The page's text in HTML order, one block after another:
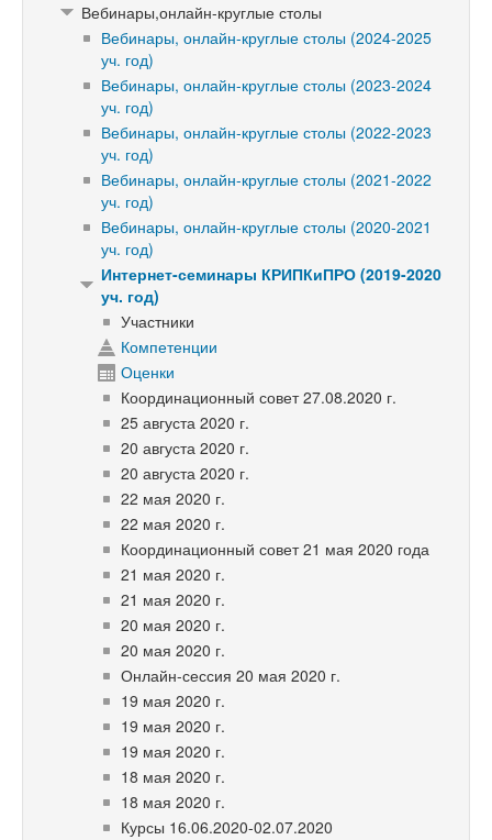
Вебинары,онлайн-круглые столы
Вебинары, онлайн-круглые столы (2024-2025
уч. год)
Вебинары, онлайн-круглые столы (2023-2024
уч. год)
Вебинары, онлайн-круглые столы (2022-2023
уч. год)
Вебинары, онлайн-круглые столы (2021-2022
уч. год)
Вебинары, онлайн-круглые столы (2020-2021
уч. год)
Интернет-семинары КРИПКиПРО (2019-2020
уч. год)
Участники
Компетенции
Оценки
Координационный совет 27.08.2020 г.
25 августа 2020 г.
20 августа 2020 г.
20 августа 2020 г.
22 мая 2020 г.
22 мая 2020 г.
Координационный совет 21 мая 2020 года
21 мая 2020 г.
21 мая 2020 г.
20 мая 2020 г.
20 мая 2020 г.
Онлайн-сессия 20 мая 2020 г.
19 мая 2020 г.
19 мая 2020 г.
19 мая 2020 г.
18 мая 2020 г.
18 мая 2020 г.
Курсы 16.06.2020-02.07.2020